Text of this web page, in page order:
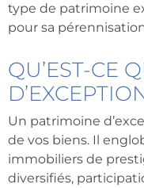
type de patrimoine
pour sa
QU’EST-CE
Un patrimoine
de vos biens. Il
immobiliers de
diversifiés,